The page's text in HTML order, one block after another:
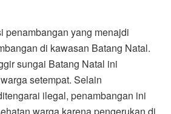
penambangan yang menajdi
di kawasan Batang Natal.
sungai Batang Natal ini
setempat. Selain
ilegal, penambangan ini
warga karena pengerukan di